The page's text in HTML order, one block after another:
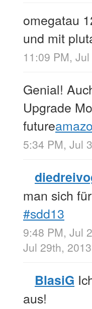
omegatau
und mit
11:09 PM,
Genial!
Upgrade
future
5:34 PM, Jul
man sich
#sdd13
9:48 PM, Jul
Jul 29th, 2013
BlasiG
aus!